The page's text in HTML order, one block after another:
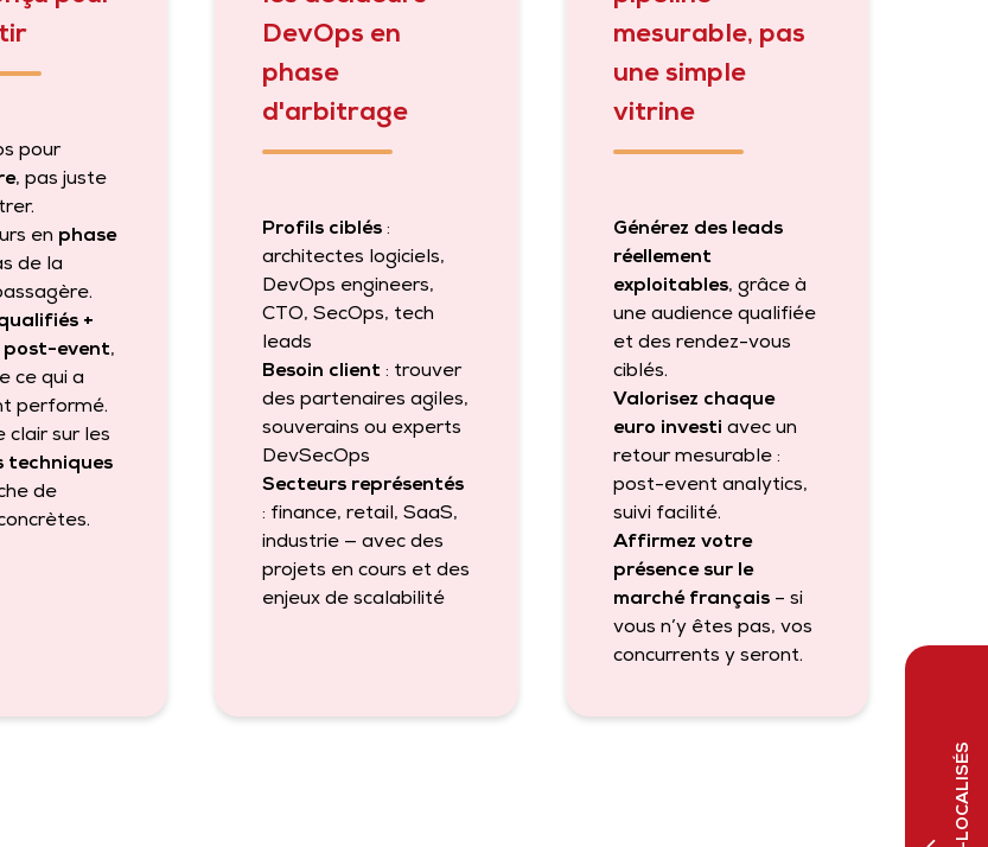
pour
, pas juste
en phase
de la
+
event,
ce qui a
performé.
clair sur les
techniques
de
DevOps en
phase
d'arbitrage
Profils ciblés:
architectes logiciels,
DevOps engineers,
CTO, SecOps, tech
leads
Besoin client: trouver
des partenaires agiles,
souverains ou experts
DevSecOps
Secteurs représentés
: finance, retail, SaaS,
industrie — avec des
projets en cours et des
enjeux de scalabilité
mesurable, pas
une simple
vitrine
Générez des leads
réellement
exploitables, grâce à
une audience qualifiée
et des rendez-vous
ciblés.
Valorisez chaque
euro investi avec un
retour mesurable :
post-event analytics,
suivi facilité.
Affirmez votre
présence sur le
marché français– si
vous n’y êtes pas, vos
concurrents y seront.